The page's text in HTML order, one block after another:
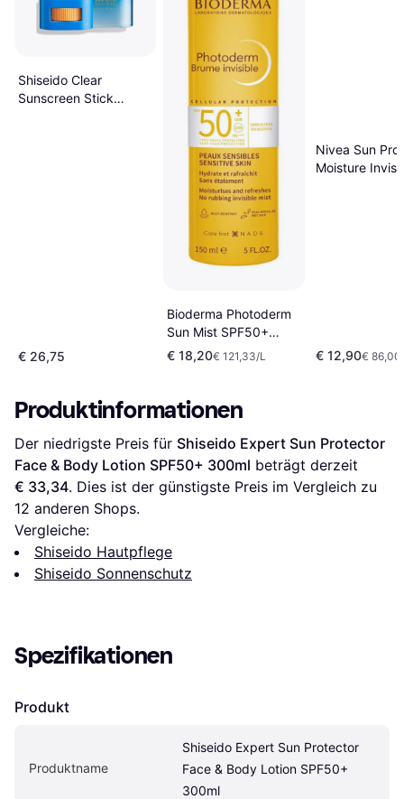
Shiseido Clear
Sunscreen Stick
€ 26,75
Bioderma Photoderm
Sun Mist SPF50+
150ml
€ 18,20€ 121,33/L
Nivea Sun
Moisture
€ 12,90€
Produktinformationen
Der niedrigste Preis für Shiseido Expert Sun Protector
Face & Body Lotion SPF50+ 300ml
€ 33,34
12 anderen Shops.
Vergleiche:
Shiseido Hautpflege
Shiseido Sonnenschutz
Spezifikationen
Produkt
Produktname
Shiseido Expert Sun Protector
Face & Body Lotion SPF50+
300ml